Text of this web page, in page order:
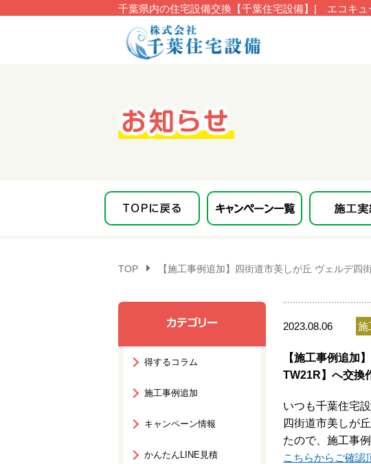
千葉県内の住宅設備交換【千葉住宅設備】| エコキュ
TOP 【施工事例追加】四街道市美しが丘 ヴェルデ
得するコラム
施工事例追加
キャンペーン情報
かんたんLINE見積
2023.08.06 施
【施工事例追加
TW21R】へ交換
いつも千葉住宅
四街道市美しが
たので、施工事
こちらからご確認